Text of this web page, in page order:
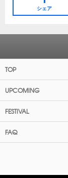
シェア
TOP
UPCOMING
FESTIVAL
FAQ